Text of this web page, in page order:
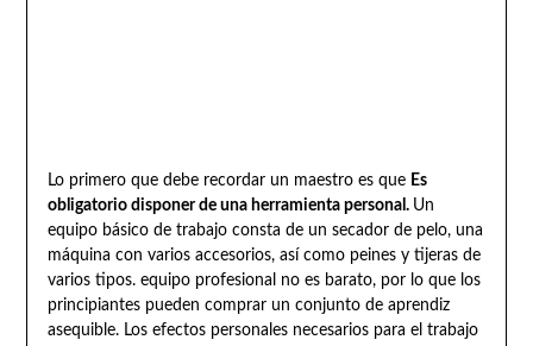
Lo primero que debe recordar un maestro es que Es
obligatorio disponer de una herramienta personal. Un
equipo básico de trabajo consta de un secador de pelo, una
máquina con varios accesorios, así como peines y tijeras de
varios tipos. equipo profesional no es barato, por lo que los
principiantes pueden comprar un conjunto de aprendiz
asequible. Los efectos personales necesarios para el trabajo